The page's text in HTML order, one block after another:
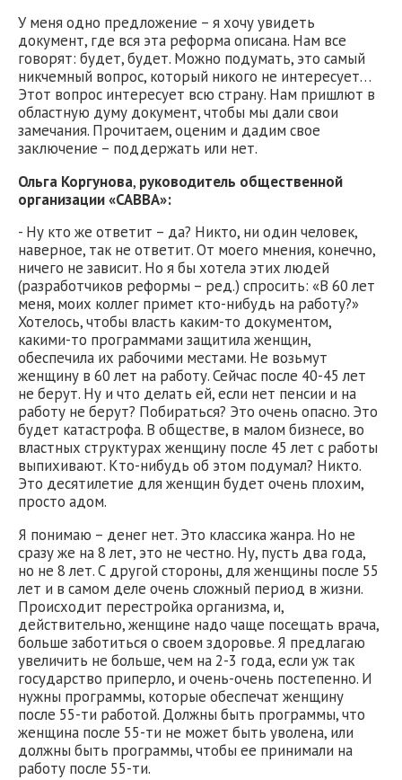
У меня одно предложение – я хочу увидеть
документ, где вся эта реформа описана. Нам все
говорят: будет, будет. Можно подумать, это самый
никчемный вопрос, который никого не интересует…
Этот вопрос интересует всю страну. Нам пришлют в
областную думу документ, чтобы мы дали свои
замечания. Прочитаем, оценим и дадим свое
заключение – поддержать или нет.
Ольга Коргунова, руководитель общественной
организации «САВВА»:
- Ну кто же ответит – да? Никто, ни один человек,
наверное, так не ответит. От моего мнения, конечно,
ничего не зависит. Но я бы хотела этих людей
(разработчиков реформы – ред.) спросить: «В 60 лет
меня, моих коллег примет кто-нибудь на работу?»
Хотелось, чтобы власть каким-то документом,
какими-то программами защитила женщин,
обеспечила их рабочими местами. Не возьмут
женщину в 60 лет на работу. Сейчас после 40-45 лет
не берут. Ну и что делать ей, если нет пенсии и на
работу не берут? Побираться? Это очень опасно. Это
будет катастрофа. В обществе, в малом бизнесе, во
властных структурах женщину после 45 лет с работы
выпихивают. Кто-нибудь об этом подумал? Никто.
Это десятилетие для женщин будет очень плохим,
просто адом.
Я понимаю – денег нет. Это классика жанра. Но не
сразу же на 8 лет, это не честно. Ну, пусть два года,
но не 8 лет. С другой стороны, для женщины после 55
лет и в самом деле очень сложный период в жизни.
Происходит перестройка организма, и,
действительно, женщине надо чаще посещать врача,
больше заботиться о своем здоровье. Я предлагаю
увеличить не больше, чем на 2-3 года, если уж так
государство приперло, и очень-очень постепенно. И
нужны программы, которые обеспечат женщину
после 55-ти работой. Должны быть программы, что
женщина после 55-ти не может быть уволена, или
должны быть программы, чтобы ее принимали на
работу после 55-ти.